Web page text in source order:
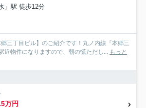
」駅 徒歩12分
三丁目ビル】のご紹介です！丸ノ内線『本郷三
近物件になりますので、朝の慌ただし...
もっと
万円